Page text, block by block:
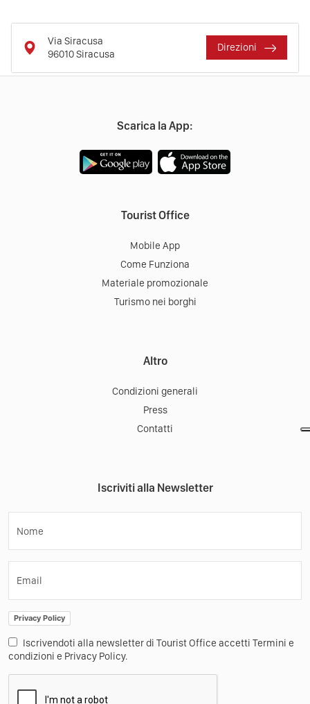
Via Siracusa
96010Siracusa
Direzioni
Scarica la App:
Tourist Office
Mobile App
Come Funziona
Materiale promozionale
Turismo nei borghi
Altro
Condizioni generali
Press
Contatti
Iscriviti alla Newsletter
Nome
Email
Privacy Policy
Iscrivendoti alla newsletter di Tourist Office accetti Termini e
condizioni e Privacy Policy.